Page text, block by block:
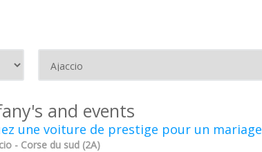
and events
une voiture de prestige pour un
- Corse du sud (2A)